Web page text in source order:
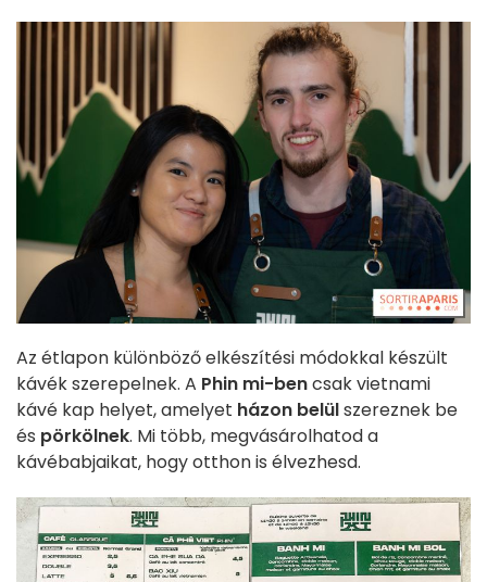
Az étlapon különböző elkészítési módokkal készült
kávék szerepelnek. A Phin mi-bencsak vietnami
kávé kap helyet, amelyet házon belülszereznek be
és pörkölnek. Mi több, megvásárolhatod a
kávébabjaikat, hogy otthon is élvezhesd.